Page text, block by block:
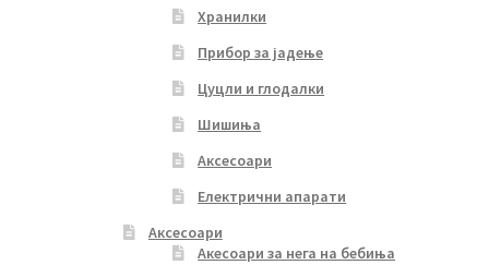
Хранилки
Прибор за јадење
Цуцли и глодалки
Шишиња
Аксесоари
Електрични апарати
Аксесоари
Акесоари за нега на бебиња